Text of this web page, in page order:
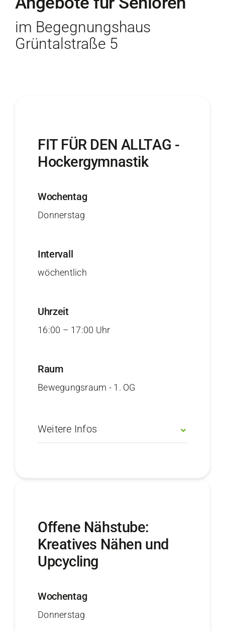
Kontakt
im Begegnungshaus
Grüntalstraße 5
FIT FÜR DEN ALLTAG -
Hockergymnastik
Wochentag
Donnerstag
Intervall
wöchentlich
Uhrzeit
16:00 – 17:00 Uhr
Raum
Bewegungsraum - 1. OG
Weitere Infos
Offene Nähstube:
Kreatives Nähen und
Upcycling
Wochentag
Donnerstag